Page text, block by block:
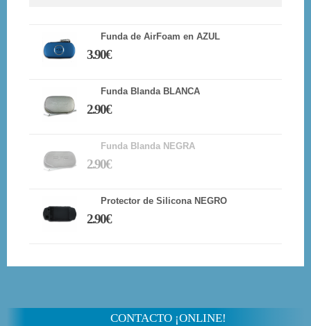
Funda de AirFoam en AZUL
3.90€
Funda Blanda BLANCA
2.90€
Funda Blanda NEGRA
2.90€
Protector de Silicona NEGRO
2.90€
CONTACTO ¡ONLINE!